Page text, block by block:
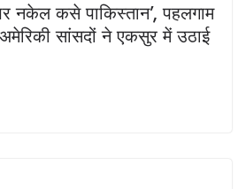
नकेल कसे पाकिस्तान’, पहलगाम
सांसदों ने एकसुर में उठाई